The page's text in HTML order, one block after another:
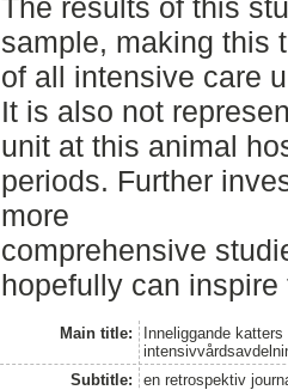
The results of this
sample, making this
of all intensive care
It is also not
unit at this animal
periods. Further
more
comprehensive
hopefully can inspire
Main title:
Inneliggande
Subtitle:
en retrospektiv